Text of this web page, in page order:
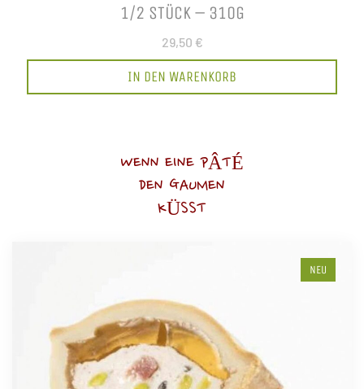
1/2 STÜCK – 310G
29,50 €
IN DEN WARENKORB
WENN EINE PÂTÉ
DEN GAUMEN
KÜSST
NEU